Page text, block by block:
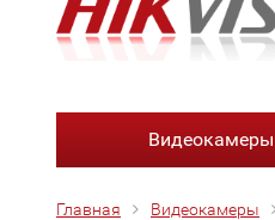
Видеокамеры
Главная Видеокамеры